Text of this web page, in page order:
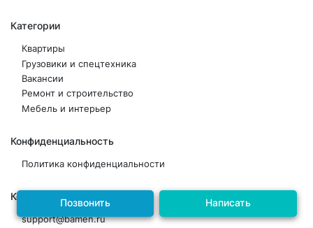
Позвонить Написать
Категории
Квартиры
Грузовики и спецтехника
Вакансии
Ремонт и строительство
Мебель и интерьер
Конфиденциальность
Политика конфиденциальности
Контакты
support@bamen.ru